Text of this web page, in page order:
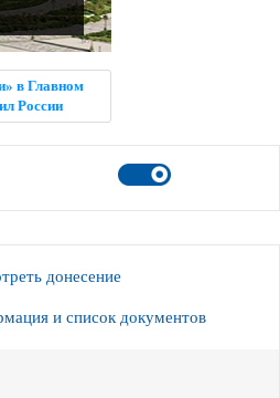
в Главном
России
донесение
и список документов